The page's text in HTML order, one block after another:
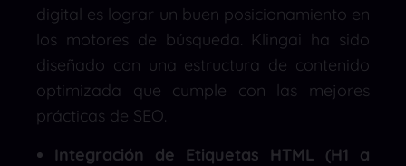
digital es lograr un buen posicionamiento en
los motores de búsqueda. Klingai ha sido
diseñado con una estructura de contenido
optimizada que cumple con las mejores
prácticas de SEO.
Integración de Etiquetas HTML (H1 a